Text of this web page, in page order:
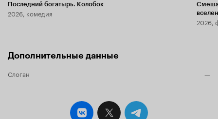
Последний богатырь. Колобок
2026, комедия
2026,
Дополнительные данные
Слоган —